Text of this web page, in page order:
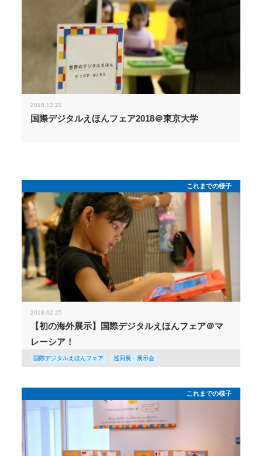
2018.12.21
国際デジタルえほんフェア2018＠東京大学
これまでの様子
2018.02.25
【初の海外展示】国際デジタルえほんフェア＠マ
レーシア！
国際デジタルえほんフェア 巡回展・展示会
これまでの様子